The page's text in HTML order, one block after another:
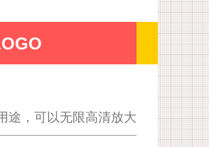
途，可以无限高清放大